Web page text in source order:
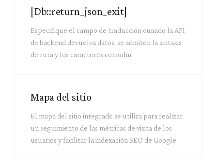
[Db::return_json_exit]
Especifique el campo de traducción cuando la API
de backend devuelva datos; se admiten la sintaxis
de ruta y los caracteres comodín.
Mapa del sitio
El mapa del sitio integrado se utiliza para realizar
un seguimiento de las métricas de visita de los
usuarios y facilitar la indexación SEO de Google.